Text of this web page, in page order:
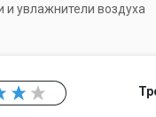
и увлажнители воздуха